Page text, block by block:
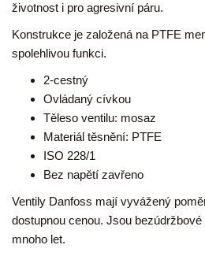
životnost i pro agresivní páru.
Konstrukce je založená na PTFE
spolehlivou funkci.
2-cestný
Ovládaný cívkou
Těleso ventilu: mosaz
Materiál těsnění: PTFE
ISO 228/1
Bez napětí zavřeno
Ventily Danfoss mají vyvážený
dostupnou cenou. Jsou
mnoho let.